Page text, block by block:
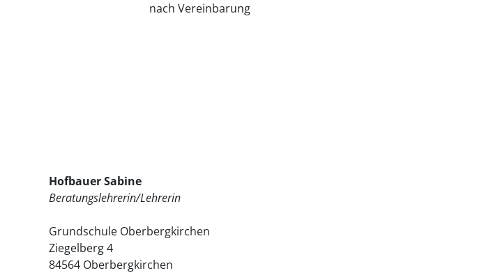
nach Vereinbarung
Hofbauer Sabine
Beratungslehrerin/Lehrerin
Grundschule Oberbergkirchen
Ziegelberg 4
84564 Oberbergkirchen